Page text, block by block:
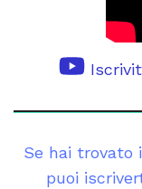
Se hai trovato
puoi